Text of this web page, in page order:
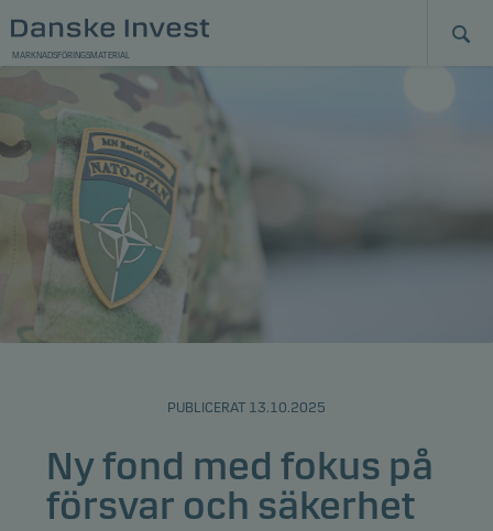
MARKNADSFÖRINGSMATERIAL
PUBLICERAT 13.10.2025
Ny fond med fokus på
försvar och säkerhet